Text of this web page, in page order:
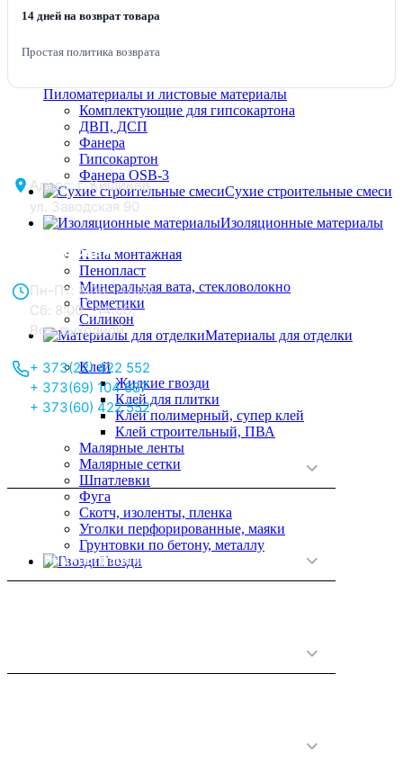
Растворители
Пиломатериалы и листовые материалы
Комплектующие для гипсокартона
ДВП, ДСП
Фанера
Гипсокартон
Фанера OSB-3
Сухие строительные смеси
Изоляционные материалы
Пена монтажная
Пенопласт
Минеральная вата, стекловолокно
Герметики
Силикон
Материалы для отделки
Клей
Жидкие гвозди
Клей для плитки
Клей полимерный, супер клей
Клей строительный, ПВА
Малярные ленты
Малярные сетки
Шпатлевки
Фуга
Скотч, изоленты, пленка
Уголки перфорированные, маяки
Грунтовки по бетону, металлу
Гвозди
14 дней на возврат товара
Простая политика возврата
Адрес: г. Кишинёв,
ул. Заводская 90
Отдел продаж:
Пн-Пт: 8:00 - 17:00
Сб: 8:00 - 14:00,
Вс - выходной
+ 373(22) 422 552
+ 373(69) 104 687
+ 373(60) 422 552
Принципы работы